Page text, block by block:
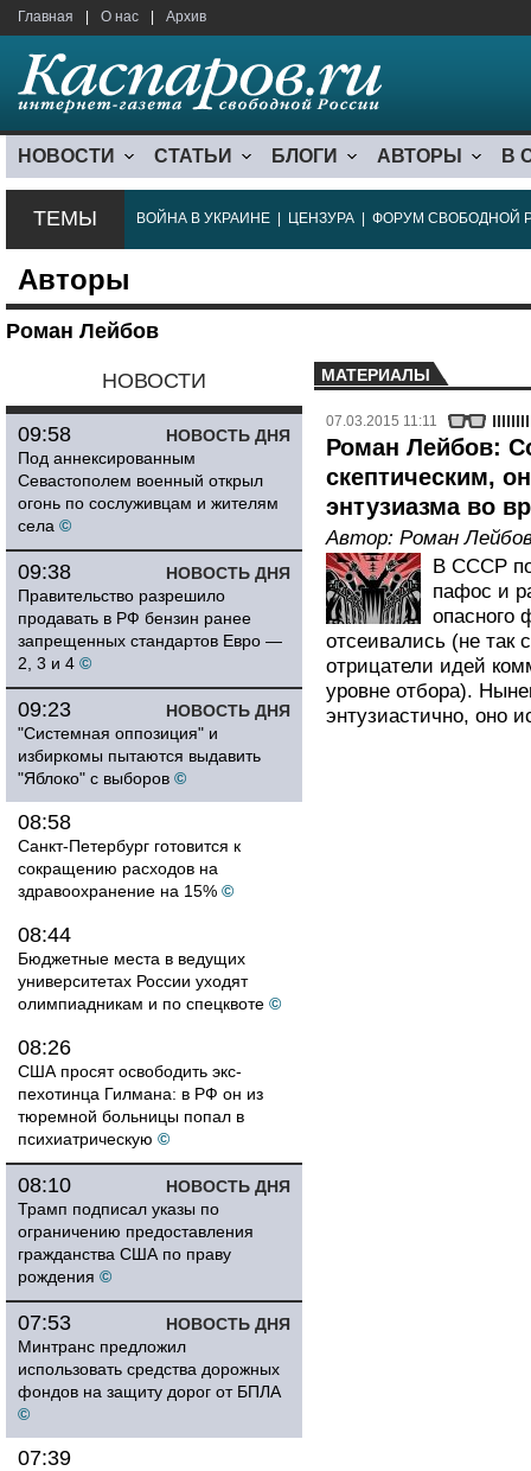
Главная О нас Архив
НОВОСТИ СТАТЬИ БЛОГИ АВТОРЫ В
ТЕМЫ ВОЙНА В УКРАИНЕ ЦЕНЗУРА ФОРУМ СВОБОДНОЙ
Авторы
Роман Лейбов
НОВОСТИ
НОВОСТЬ ДНЯ
09:58
Под аннексированным
Севастополем военный открыл
огонь по сослуживцам и жителям
села ©
НОВОСТЬ ДНЯ
09:38
Правительство разрешило
продавать в РФ бензин ранее
запрещенных стандартов Евро —
2, 3 и 4 ©
НОВОСТЬ ДНЯ
09:23
"Системная оппозиция" и
избиркомы пытаются выдавить
"Яблоко" с выборов ©
08:58
Санкт-Петербург готовится к
сокращению расходов на
здравоохранение на 15% ©
08:44
Бюджетные места в ведущих
университетах России уходят
олимпиадникам и по спецквоте ©
08:26
США просят освободить экс-
пехотинца Гилмана: в РФ он из
тюремной больницы попал в
психиатрическую ©
НОВОСТЬ ДНЯ
08:10
Трамп подписал указы по
ограничению предоставления
гражданства США по праву
рождения ©
НОВОСТЬ ДНЯ
07:53
Минтранс предложил
использовать средства дорожных
фондов на защиту дорог от БПЛА
©
07:39
МАТЕРИАЛЫ
07.03.2015 11:11
Роман Лейбов:
скептическим,
энтузиазма во
Автор: Роман
В СССР по
пафос и
опасного
отсеивались (не так
отрицатели идей
уровне отбора).
энтузиастично, оно